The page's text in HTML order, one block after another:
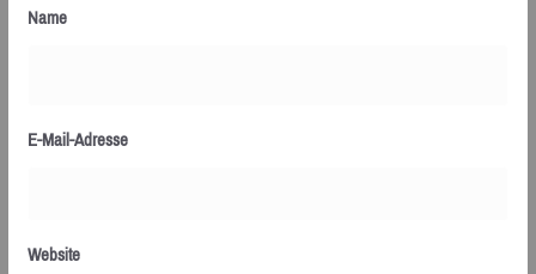
Name
E-Mail-Adresse
Website